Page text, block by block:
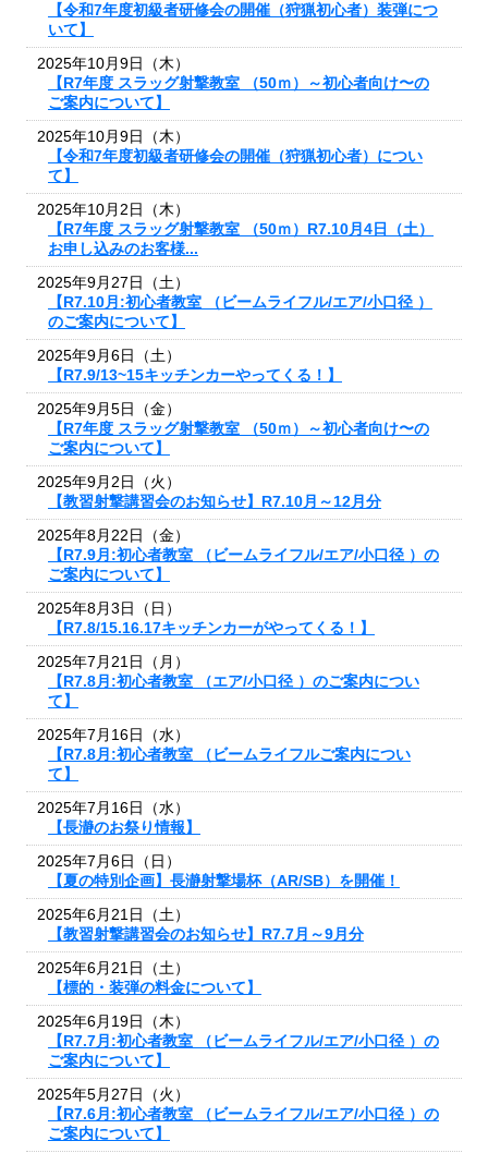
【令和7年度初級者研修会の開催（狩猟初心者）装弾につ
いて】
2025年10月9日（木）
【R7年度 スラッグ射撃教室 （50ｍ）～初心者向け〜の
ご案内について】
2025年10月9日（木）
【令和7年度初級者研修会の開催（狩猟初心者）につい
て】
2025年10月2日（木）
【R7年度 スラッグ射撃教室 （50ｍ）R7.10月4日（土）
お申し込みのお客様...
2025年9月27日（土）
【R7.10月:初心者教室 （ビームライフル/エア/小口径 ）
のご案内について】
2025年9月6日（土）
【R7.9/13~15キッチンカーやってくる！】
2025年9月5日（金）
【R7年度 スラッグ射撃教室 （50ｍ）～初心者向け〜の
ご案内について】
2025年9月2日（火）
【教習射撃講習会のお知らせ】R7.10月～12月分
2025年8月22日（金）
【R7.9月:初心者教室 （ビームライフル/エア/小口径 ）の
ご案内について】
2025年8月3日（日）
【R7.8/15.16.17キッチンカーがやってくる！】
2025年7月21日（月）
【R7.8月:初心者教室 （エア/小口径 ）のご案内につい
て】
2025年7月16日（水）
【R7.8月:初心者教室 （ビームライフルご案内につい
て】
2025年7月16日（水）
【長瀞のお祭り情報】
2025年7月6日（日）
【夏の特別企画】長瀞射撃場杯（AR/SB）を開催！
2025年6月21日（土）
【教習射撃講習会のお知らせ】R7.7月～9月分
2025年6月21日（土）
【標的・装弾の料金について】
2025年6月19日（木）
【R7.7月:初心者教室 （ビームライフル/エア/小口径 ）の
ご案内について】
2025年5月27日（火）
【R7.6月:初心者教室 （ビームライフル/エア/小口径 ）の
ご案内について】